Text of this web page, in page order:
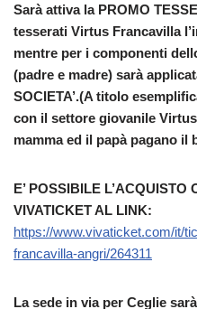
Sarà attiva la PROMO
tesserati Virtus Francavilla
mentre per i componenti
(padre e madre) sarà
SOCIETA’.(A titolo
con il settore giovanile
mamma ed il papà pagano il
E’ POSSIBILE
VIVATICKET AL LINK:
https://www.vivaticket.com/it/
francavilla-angri/264311
La sede in via per Ceglie